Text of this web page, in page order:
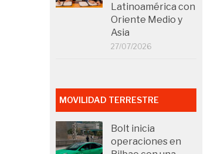
Latinoamérica con
Oriente Medio y
Asia
27/07/2026
MOVILIDAD TERRESTRE
Bolt inicia
operaciones en